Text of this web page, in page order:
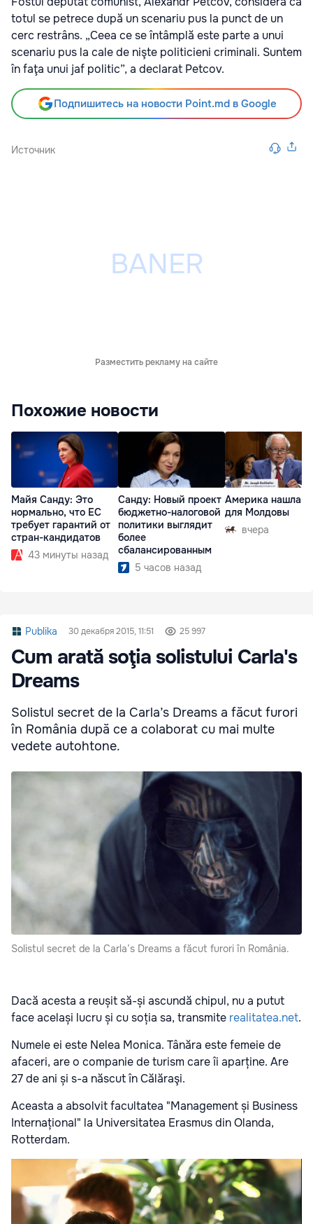
totul se petrece după un scenariu pus la punct de un
cerc restrâns. „Ceea ce se întâmplă este parte a unui
scenariu pus la cale de nişte politicieni criminali. Suntem
în faţa unui jaf politic”, a declarat Petcov.
Подпишитесь на новости Point.md в Google
Источник
Разместить рекламу на сайте
Похожие новости
Майя Санду: Это
нормально, что ЕС
требует гарантий от
стран-кандидатов
43 минуты назад
Санду: Новый проект
бюджетно-налоговой
политики выглядит
более
сбалансированным
5 часов назад
Америка нашла
для Молдовы
вчера
Publika 30 декабря 2015, 11:51 25 997
Cum arată soţia solistului Carla's
Dreams
Solistul secret de la Carla’s Dreams a făcut furori
în România după ce a colaborat cu mai multe
vedete autohtone.
Solistul secret de la Carla’s Dreams a făcut furori în România.
Dacă acesta a reușit să-și ascundă chipul, nu a putut
face același lucru și cu soția sa, transmite realitatea.net.
Numele ei este Nelea Monica. Tânăra este femeie de
afaceri, are o companie de turism care îi aparține. Are
27 de ani și s-a născut în Călăraşi.
Aceasta a absolvit facultatea "Management și Business
Internațional" la Universitatea Erasmus din Olanda,
Rotterdam.